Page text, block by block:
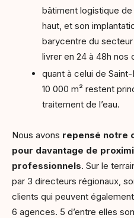
bâtiment logistique
haut, et son
barycentre du
livrer en 24 à 48h nos
quant à celui de
10 000 m² restent
traitement de l’eau.
Nous avons repensé notre
pour davantage de
professionnels. Sur le
par 3 directeurs régionaux,
clients qui peuvent
6 agences. 5 d’entre elles